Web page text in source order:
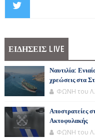
ΕΙΔΗΣΕΙΣ LIVE
Ναυτιλία:
χρεώσεις στα
ΦΩΝΗ του
Αποστρατείες
Ακτοφυλακής
ΦΩΝΗ του